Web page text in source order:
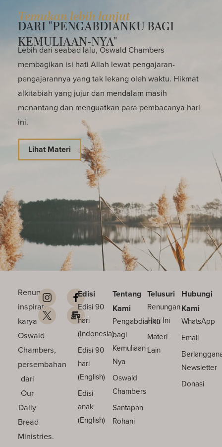
Temukan lebih lanjut
DARI "PENGABDIANKU BAGI
KEMULIAAN-NYA"
Lebih dari seabad lalu, Oswald Chambers
membagikan isi hati Allah lewat pengajaran-
pengajarannya yang tak lekang oleh waktu. Hikmat
alkitabiah yang jujur dan mendalam masih
menantang dan menguatkan para pembacanya hari
ini.
Lihat Materi
Renungan
inspiratif
karya
Oswald
Chambers,
persembahan
dari
Our
Daily
Bread
Ministries.
Edisi
Edisi 90
hari
(Indonesia)
Edisi 90
hari
(English)
Edisi
anak
(English)
Tentang
Kami
Pengabdianku
bagi
Kemuliaan-
Nya
Oswald
Chambers
Santapan
Rohani
Telusuri
Renungan
Hari Ini
Materi
Lain
Hubungi
Kami
WhatsApp
Email
Newsletter
Donasi